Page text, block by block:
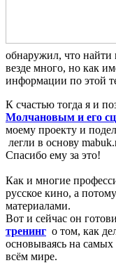
обнаружил, что найти
везде много, но как
информации по этой
К счастью тогда я и
Молчановым и его
моему проекту и
легли в основу
Спасибо ему за это!
Как и многие
русское кино, а
материалами.
Вот и сейчас он
тренинг о том, как
основываясь на
всём мире.